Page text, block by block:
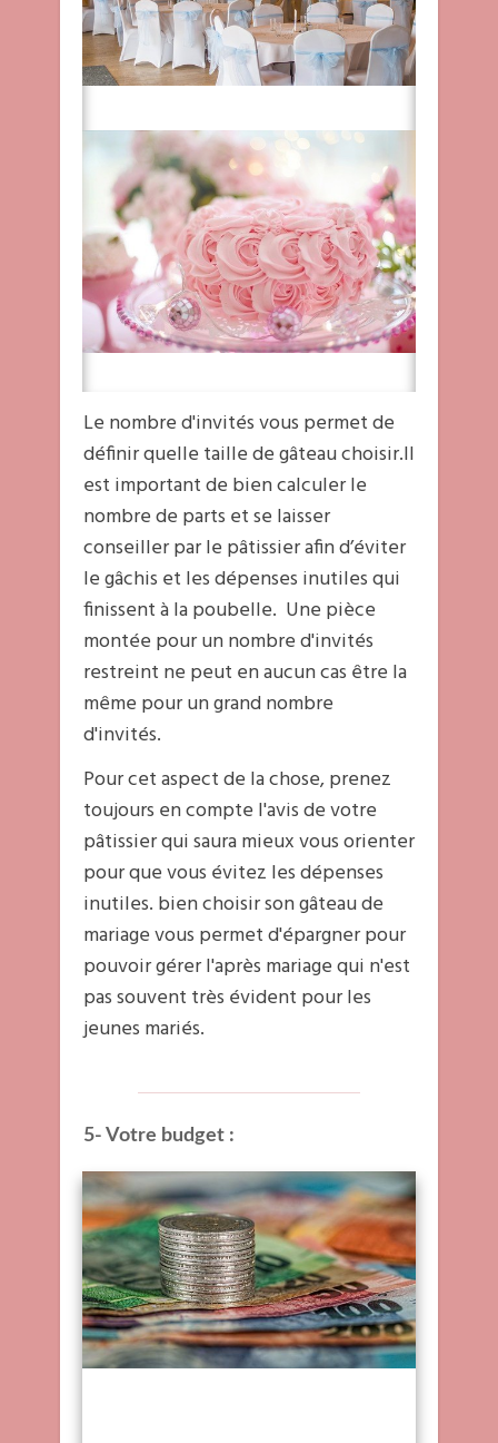
Le nombre d'invités vous permet de
définir quelle taille de gâteau choisir.Il
est important de bien calculer le
nombre de parts et se laisser
conseiller par le pâtissier afin d’éviter
le gâchis et les dépenses inutiles qui
finissent à la poubelle. Une pièce
montée pour un nombre d'invités
restreint ne peut en aucun cas être la
même pour un grand nombre
d'invités.
Pour cet aspect de la chose, prenez
toujours en compte l'avis de votre
pâtissier qui saura mieux vous orienter
pour que vous évitez les dépenses
inutiles. bien choisir son gâteau de
mariage vous permet d'épargner pour
pouvoir gérer l'après mariage qui n'est
pas souvent très évident pour les
jeunes mariés.
5- Votre budget :